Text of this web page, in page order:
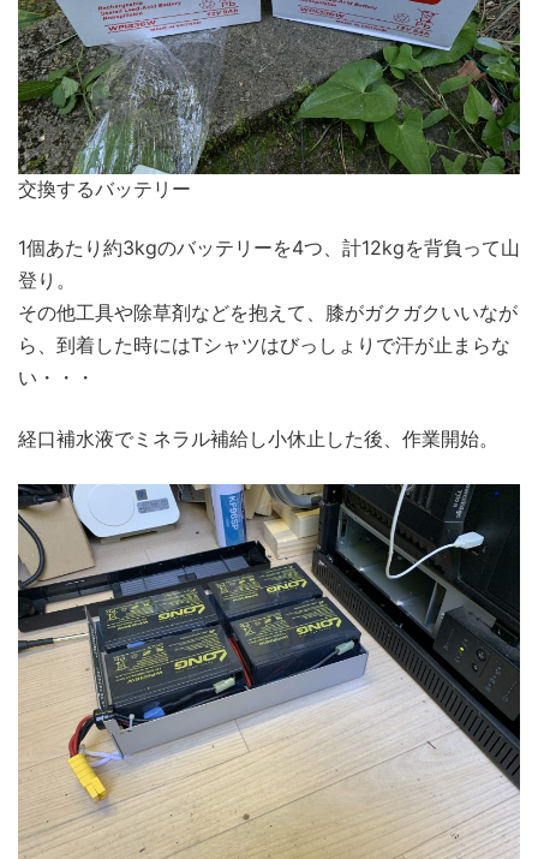
交換するバッテリー
1個あたり約3kgのバッテリーを4つ、計12kgを背負って山
登り。
その他工具や除草剤などを抱えて、膝がガクガクいいなが
ら、到着した時にはTシャツはびっしょりで汗が止まらな
い・・・
経口補水液でミネラル補給し小休止した後、作業開始。